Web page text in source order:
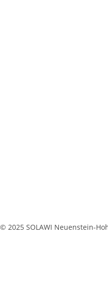
© 2025 SOLAWI Neuenstein-